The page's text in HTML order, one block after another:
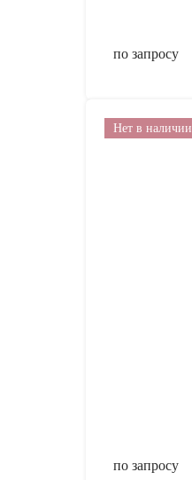
по запросу
Нет в наличии
по запросу